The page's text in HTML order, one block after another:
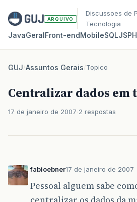
ARQUIVO
Discussoes de
Tecnologia
JavaGeralFront‑endMobileSQLJS
GUJ/Assuntos Gerais/Topico
Centralizar dados em
17 de janeiro de 2007 2 respostas
fabioebner17 de janeiro de 2007
Pessoal alguem sabe